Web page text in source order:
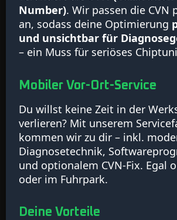
Number). Wir passen die CVN
an, sodass deine Optimierung
und unsichtbar für
– ein Muss für seriöses
Mobiler Vor-Ort-Service
Du willst keine Zeit in der
verlieren? Mit unserem
kommen wir zu dir – inkl.
Diagnosetechnik,
und optionalem CVN-Fix. Egal
oder im Fuhrpark.
Deine Vorteile